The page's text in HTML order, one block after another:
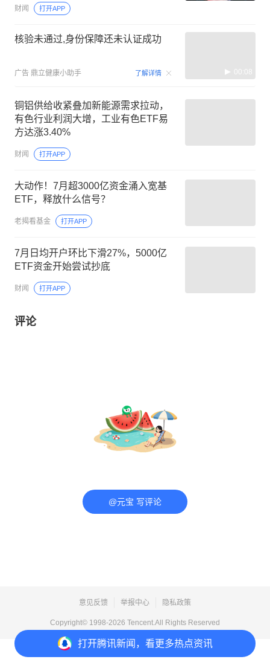
打开腾讯新闻，看更多热点资讯
财闻 打开APP
核验未通过,身份保障还未认证成功
广告 鼎立健康小助手 了解详情 00:08
铜铝供给收紧叠加新能源需求拉动，
有色行业利润大增，工业有色ETF易
方达涨3.40%
财闻 打开APP
大动作！7月超3000亿资金涌入宽基
ETF，释放什么信号？
老揭看基金 打开APP
7月日均开户环比下滑27%，5000亿
ETF资金开始尝试抄底
财闻 打开APP
评论
@元宝 写评论
意见反馈 举报中心 隐私政策
Copyright© 1998-2026 Tencent.All Rights Reserved